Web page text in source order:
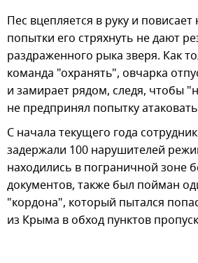
Пес вцепляется в руку и
попытки его стряхнуть не дают
раздраженного рыка зверя. Как
команда "охранять", овчарка
и замирает рядом, следя, чтобы
не предпринял попытку
С начала текущего года
задержали 100 нарушителей
находились в пограничной зоне
документов, также был пойман
"кордона", который пытался
из Крыма в обход пунктов